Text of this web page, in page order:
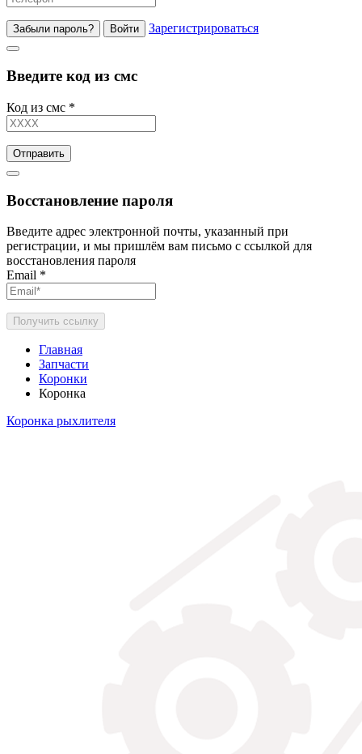
Забыли пароль? Войти Зарегистрироваться
Введите код из смс
Код из смс *
Отправить
Восстановление пароля
Введите адрес электронной почты, указанный при
регистрации, и мы пришлём вам письмо с ссылкой для
восстановления пароля
Email *
Получить ссылку
Главная
Запчасти
Коронки
Коронка
Коронка рыхлителя